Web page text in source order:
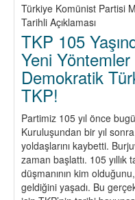
Türkiye Komünist Partisi
Tarihli Açıklaması
TKP 105
Yeni
Demokratik
TKP!
Partimiz 105 yıl önce
Kuruluşundan bir yıl
yoldaşlarını kaybetti.
zaman başlattı. 105 yıllık
düşmanının kim olduğunu,
geldiğini yaşadı. Bu